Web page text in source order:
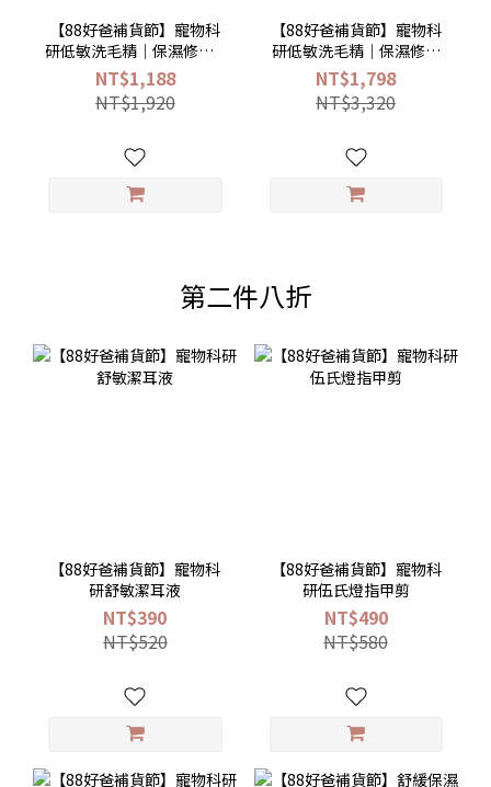
【88好爸補貨節】寵物科
研低敏洗毛精｜保濕修復 +
控油除臭
NT$1,188
NT$1,920
【88好爸補貨節】寵物科
研低敏洗毛精｜保濕修復
280ml + 控油除臭500ml
(2入)
NT$1,798
NT$3,320
第二件八折
【88好爸補貨節】寵物科
研舒敏潔耳液
NT$390
NT$520
【88好爸補貨節】寵物科
研伍氏燈指甲剪
NT$490
NT$580